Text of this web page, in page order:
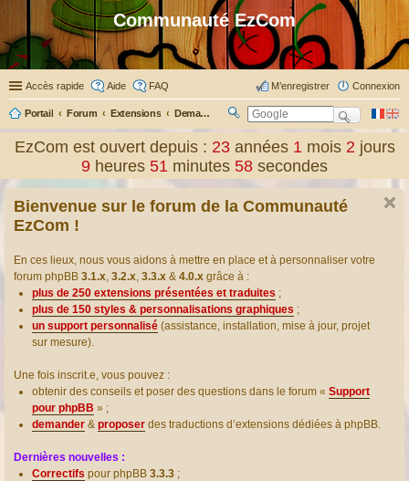
Communauté EzCom
Accès rapide Aide FAQ Connexion
M’enregistrer
Portail Forum Extensions Demander ou proposer des traductions d’extensions
ch
er
EzCom est ouvert depuis : 23 années1 mois2 jours
9 heures 51 minutes 58 secondes
Bienvenue sur le forum de la Communauté
EzCom !
En ces lieux, nous vous aidons à mettre en place et à personnaliser votre
forum phpBB 3.1.x, 3.2.x, 3.3.x & 4.0.x grâce à :
plus de 250 extensions présentées et traduites ;
plus de 150 styles & personnalisations graphiques ;
un support personnalisé (assistance, installation, mise à jour, projet
sur mesure).
Une fois inscrit.e, vous pouvez :
obtenir des conseils et poser des questions dans le forum « Support
pour phpBB » ;
demander & proposer des traductions d’extensions dédiées à phpBB.
Dernières nouvelles :
Correctifs pour phpBB 3.3.3 ;